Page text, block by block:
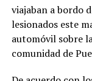
viajaban a bordo
lesionados este
automóvil sobre
comunidad de